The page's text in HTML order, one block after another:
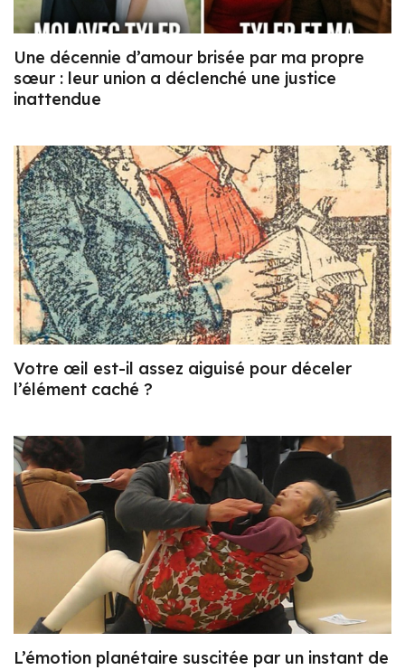
Une décennie d’amour brisée par ma propre
sœur : leur union a déclenché une justice
inattendue
Votre œil est-il assez aiguisé pour déceler
l’élément caché ?
L’émotion planétaire suscitée par un instant de